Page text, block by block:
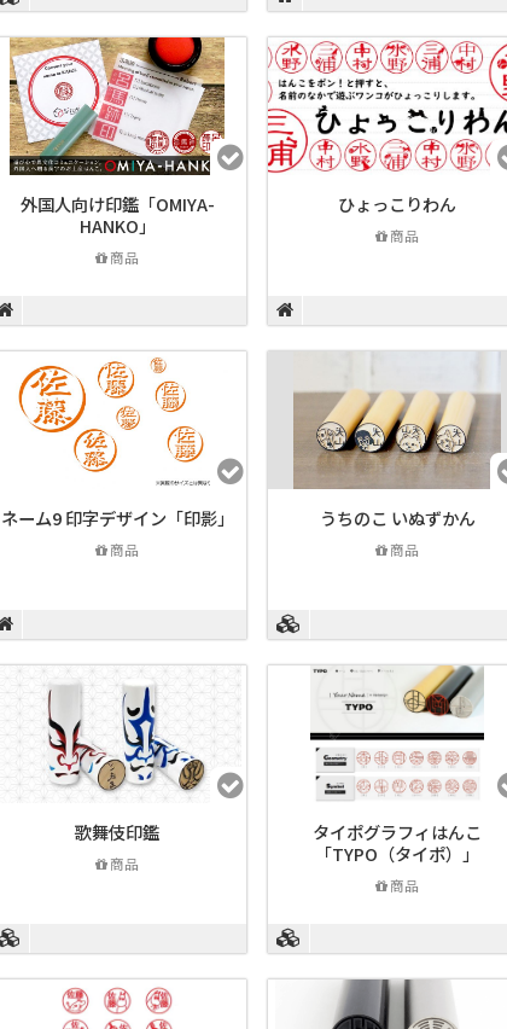
外国人向け印鑑「OMIYA-
HANKO」
商品
ひょっこりわん
商品
ネーム9 印字デザイン「印影」
商品
うちのこ いぬずかん
商品
歌舞伎印鑑
商品
タイポグラフィはんこ
「TYPO（タイポ）」
商品